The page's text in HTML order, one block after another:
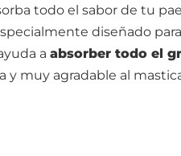
todo el sabor de tu
diseñado para
a absorber todo el
muy agradable al